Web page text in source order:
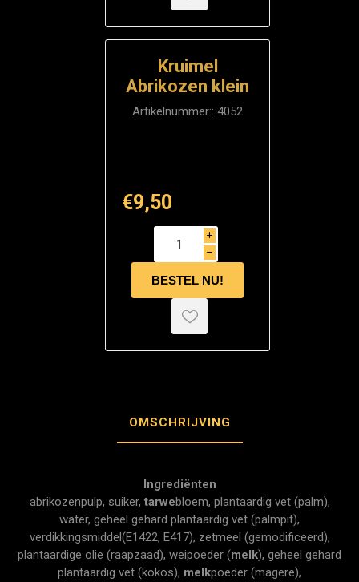
Kruimel
Abrikozen klein
Artikelnummer:: 4052
€9,50
i
h
OMSCHRIJVING
Ingrediënten
abrikozenpulp, suiker, tarwebloem, plantaardig vet (palm),
water, geheel gehard plantaardig vet (palmpit),
verdikkingsmiddel(E1422, E417), zetmeel (gemodificeerd),
plantaardige olie (raapzaad), weipoeder (melk), geheel gehard
plantaardig vet (kokos), melkpoeder (magere),